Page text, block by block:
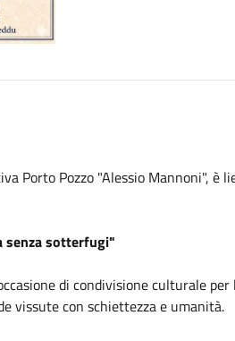
Porto Pozzo "Alessio Mannoni",
senza sotterfugi"
di condivisione culturale
vissute con schiettezza e umanità.